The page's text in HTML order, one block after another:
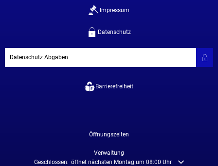
Impressum
Datenschutz
Datenschutz Abgaben
Barrierefreiheit
Öffnungszeiten
Verwaltung
Klicken, um weitere Öffnungs- oder Schließzeiten auszublenden
Geschlossen: öffnet nächsten Montag um 08:00 Uhr